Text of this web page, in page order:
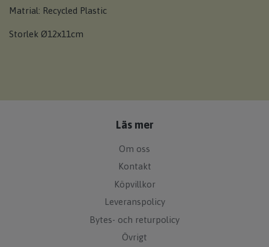
Matrial: Recycled Plastic
Storlek Ø12x11cm
Läs mer
Om oss
Kontakt
Köpvillkor
Leveranspolicy
Bytes- och returpolicy
Övrigt